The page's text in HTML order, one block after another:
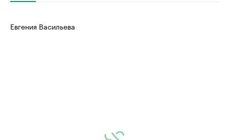
Евгения Васильева